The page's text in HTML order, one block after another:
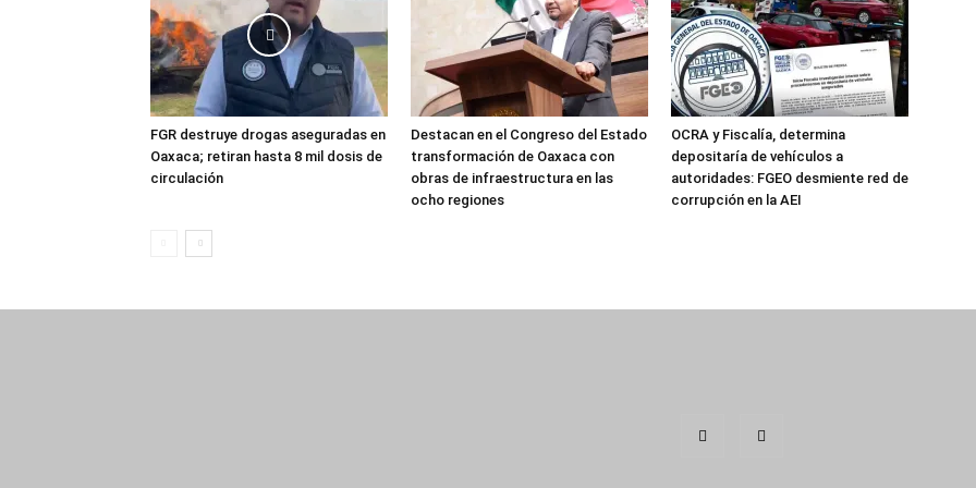
FGR destruye drogas aseguradas en
Oaxaca; retiran hasta 8 mil dosis de
circulación
Destacan en el Congreso del Estado
transformación de Oaxaca con
obras de infraestructura en las
ocho regiones
OCRA y Fiscalía, determina
depositaría de vehículos a
autoridades: FGEO desmiente red de
corrupción en la AEI